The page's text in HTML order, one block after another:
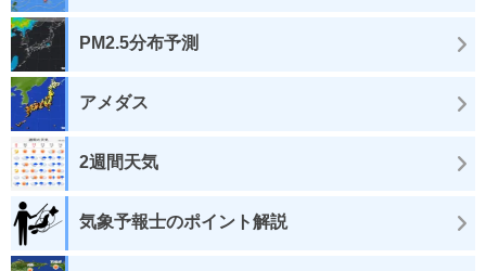
PM2.5分布予測
アメダス
2週間天気
気象予報士のポイント解説